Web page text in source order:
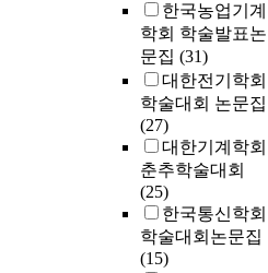
한국농업기계
학회 학술발표논
문집 (31)
대한전기학회
학술대회 논문집
(27)
대한기계학회
춘추학술대회
(25)
한국통신학회
학술대회논문집
(15)